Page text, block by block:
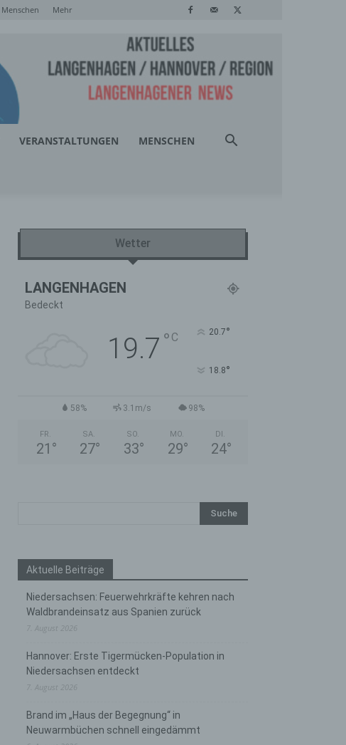
Menschen Mehr
VERANSTALTUNGEN MENSCHEN
Wetter
LANGENHAGEN
Bedeckt
19.7 ° C 20.7°
18.8°
58% 3.1m/s 98%
FR.
21 °
SA.
27°
SO.
33°
MO.
29°
DI.
24°
Aktuelle Beiträge
Niedersachsen: Feuerwehrkräfte kehren nach
Waldbrandeinsatz aus Spanien zurück
7. August 2026
Hannover: Erste Tigermücken-Population in
Niedersachsen entdeckt
7. August 2026
Brand im „Haus der Begegnung“ in
Neuwarmbüchen schnell eingedämmt